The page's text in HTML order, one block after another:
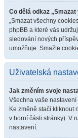
Co dělá odkaz
„Smazat všechny
phpBB a které vás
sledování nových
umožňuje. Smažte
Uživatelská
Jak změním svoje
Všechna vaše
Ke změně stačí kliknout
v horní části stránky). V
nastavení.